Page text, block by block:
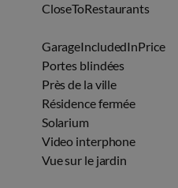
CloseToRestaurants
GarageIncludedInPrice
Portes blindées
Près de la ville
Résidence fermée
Solarium
Video interphone
Vue sur le jardin